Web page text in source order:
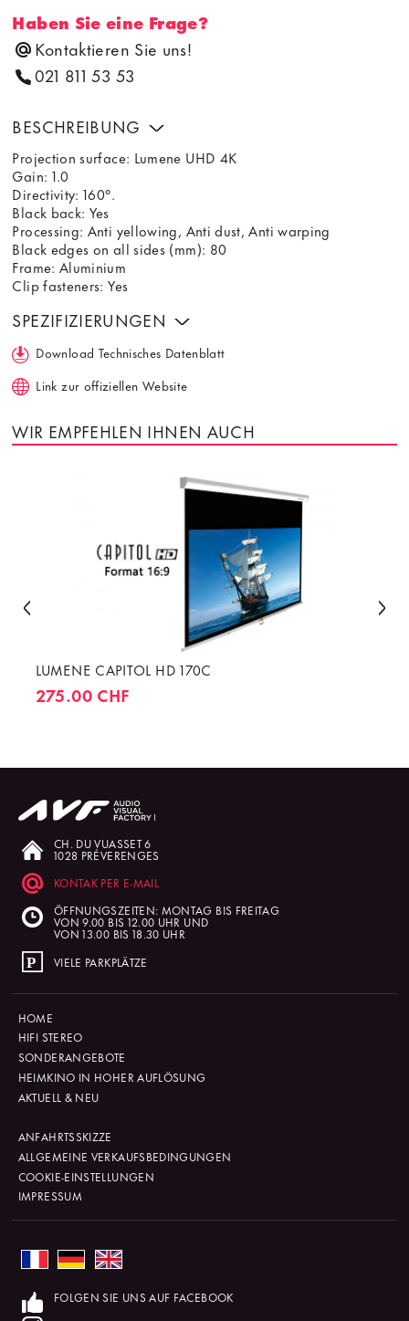
Haben Sie eine Frage?
Kontaktieren Sie uns!
021 811 53 53
BESCHREIBUNG
Projection surface: Lumene UHD 4K
Gain: 1.0
Directivity: 160°.
Black back: Yes
Processing: Anti yellowing, Anti dust, Anti warping
Black edges on all sides (mm): 80
Frame: Aluminium
Clip fasteners: Yes
SPEZIFIZIERUNGEN
Download Technisches Datenblatt
Link zur offiziellen Website
WIR EMPFEHLEN IHNEN AUCH
LUMENE CAPITOL HD 170C
275.00 CHF
CH. DU VUASSET 6
1028 PRÉVERENGES
KONTAK PER E-MAIL
ÖFFNUNGSZEITEN: MONTAG BIS FREITAG
VON 9.00 BIS 12.00 UHR UND
VON 13.00 BIS 18.30 UHR
VIELE PARKPLÄTZE
HOME
HIFI STEREO
SONDERANGEBOTE
HEIMKINO IN HOHER AUFLÖSUNG
AKTUELL & NEU
ANFAHRTSSKIZZE
ALLGEMEINE VERKAUFSBEDINGUNGEN
COOKIE-EINSTELLUNGEN
IMPRESSUM
FOLGEN SIE UNS AUF FACEBOOK